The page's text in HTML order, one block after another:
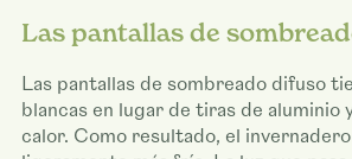
Las pantallas de
Las pantallas de sombreado difuso
blancas en lugar de tiras de aluminio
calor. Como resultado, el